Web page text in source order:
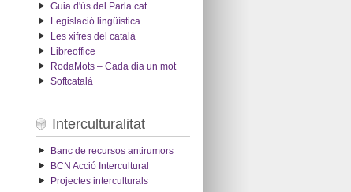
Guia d'ús del Parla.cat
Legislació lingüística
Les xifres del català
Libreoffice
RodaMots – Cada dia un mot
Softcatalà
Interculturalitat
Banc de recursos antirumors
BCN Acció Intercultural
Projectes interculturals